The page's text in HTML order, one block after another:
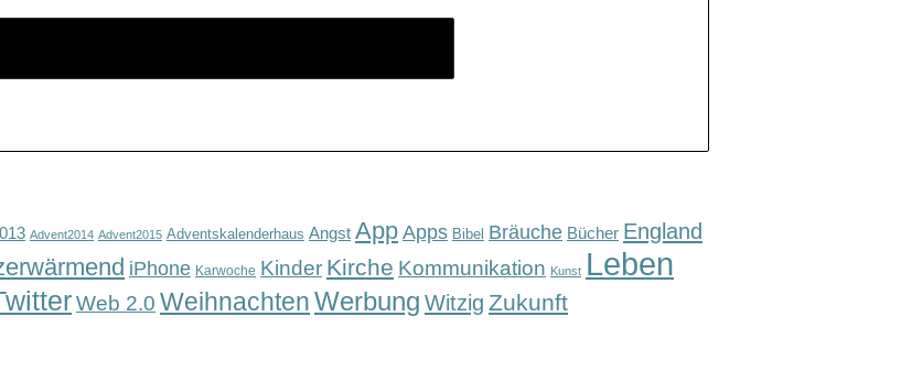
Advent2014 Advent2015 Adventskalenderhaus Angst App Apps Bibel Bräuche Bücher England
iPhone Karwoche Kinder Kirche Kommunikation Kunst Leben
Web 2.0 WeihnachtenWerbung Witzig Zukunft